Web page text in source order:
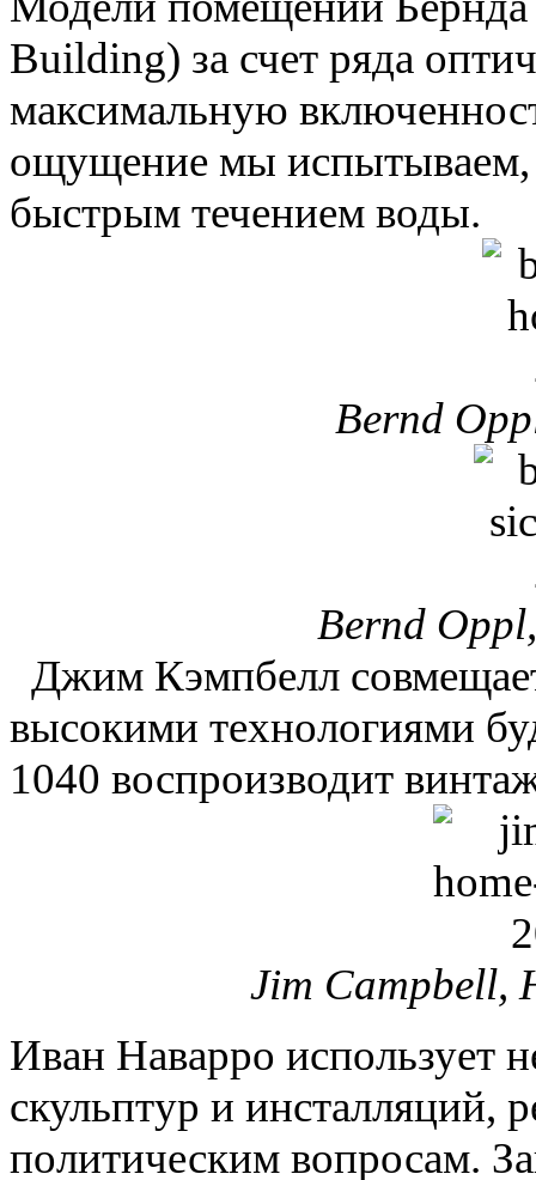
Building) за счет ряда
максимальную
ощущение мы испытываем,
быстрым течением воды.
Bernd
Bernd
Джим Кэмпбелл
высокими технологиями
1040 воспроизводит
Jim Campbell,
Иван Наварро использует
скульптур и инсталляций,
политическим вопросам.